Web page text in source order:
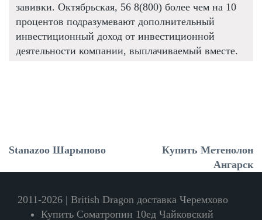
завивки. Октябрьская, 56 8(800) более чем на 10
процентов подразумевают дополнительный
инвестиционный доход от инвестиционной
деятельности компании, выплачиваемый вместе.
Stanazoo Шарыпово
Купить Метенолон
Ангарск
2011-2026 | British Dragon доставка Черемхово
Купить Cоматропин 10ед Чайковский